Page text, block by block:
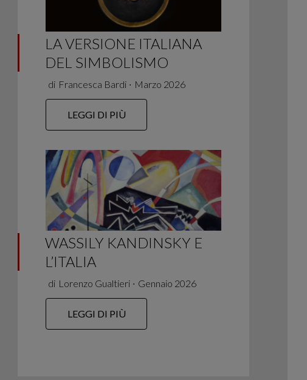
LA VERSIONE ITALIANA
DEL SIMBOLISMO
di Francesca Bardi ∙ Marzo 2026
LEGGI DI PIÙ
WASSILY KANDINSKY E
L’ITALIA
di Lorenzo Gualtieri ∙ Gennaio 2026
LEGGI DI PIÙ